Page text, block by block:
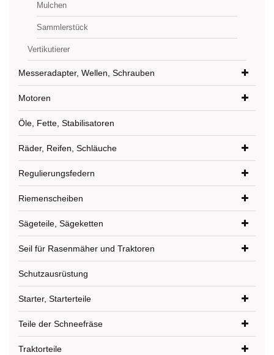
Mulchen
Sammlerstück
Vertikutierer
Messeradapter, Wellen, Schrauben
Motoren
Öle, Fette, Stabilisatoren
Räder, Reifen, Schläuche
Regulierungsfedern
Riemenscheiben
Sägeteile, Sägeketten
Seil für Rasenmäher und Traktoren
Schutzausrüstung
Starter, Starterteile
Teile der Schneefräse
Traktorteile